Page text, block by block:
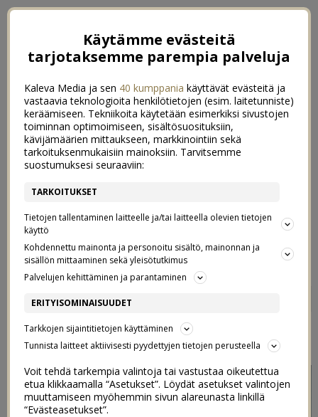
MONET LASIT MONEEN
TARKOITUKSEEN
30/11/2017
Käytämme evästeitä
tarjotaksemme parempia palveluja
Kaleva Media ja sen 40 kumppania käyttävät evästeitä ja
vastaavia teknologioita henkilötietojen (esim. laitetunniste)
keräämiseen. Tekniikoita käytetään esimerkiksi sivustojen
toiminnan optimoimiseen, sisältösuosituksiin,
kävijämäärien mittaukseen, markkinointiin sekä
tarkoituksenmukaisiin mainoksiin. Tarvitsemme
suostumuksesi seuraaviin:
TARKOITUKSET
Tietojen tallentaminen laitteelle ja/tai laitteella olevien tietojen
käyttö
Kohdennettu mainonta ja personoitu sisältö, mainonnan ja
sisällön mittaaminen sekä yleisötutkimus
Palvelujen kehittäminen ja parantaminen
ERITYISOMINAISUUDET
Tarkkojen sijaintitietojen käyttäminen
Tunnista laitteet aktiivisesti pyydettyjen tietojen perusteella
Voit tehdä tarkempia valintoja tai vastustaa oikeutettua
etua klikkaamalla “Asetukset”. Löydät asetukset valintojen
muuttamiseen myöhemmin sivun alareunasta linkillä
“Evästeasetukset”.